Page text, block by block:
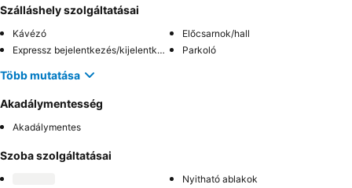
Szálláshely szolgáltatásai
Kávézó
Előcsarnok/hall
Expressz bejelentkezés/kijelentkezés
Parkoló
Több mutatása
Akadálymentesség
Akadálymentes
Szoba szolgáltatásai
Nyitható ablakok